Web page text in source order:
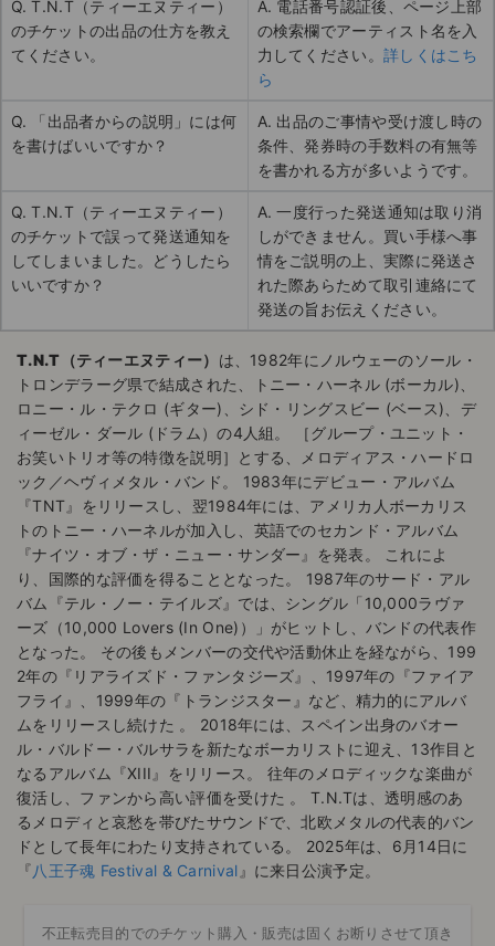
Q. T.N.T（ティーエヌティー）
のチケットの出品の仕方を教え
てください。
A. 電話番号認証後、ページ上部
の検索欄でアーティスト名を入
力してください。 詳しくはこち
ら
Q. 「出品者からの説明」には何
を書けばいいですか？
A. 出品のご事情や受け渡し時の
条件、発券時の手数料の有無等
を書かれる方が多いようです。
Q. T.N.T（ティーエヌティー）
のチケットで誤って発送通知を
してしまいました。どうしたら
いいですか？
A. 一度行った発送通知は取り消
しができません。買い手様へ事
情をご説明の上、実際に発送さ
れた際あらためて取引連絡にて
発送の旨お伝えください。
T.N.T（ティーエヌティー） は、1982年にノルウェーのソール・
トロンデラーグ県で結成された、トニー・ハーネル (ボーカル)、
ロニー・ル・テクロ (ギター)、シド・リングスビー (ベース)、デ
ィーゼル・ダール (ドラム）の4人組。 ［グループ・ユニット・
お笑いトリオ等の特徴を説明］とする、メロディアス・ハードロ
ック／ヘヴィメタル・バンド。 1983年にデビュー・アルバム
『TNT』をリリースし、翌1984年には、アメリカ人ボーカリス
トのトニー・ハーネルが加入し、英語でのセカンド・アルバム
『ナイツ・オブ・ザ・ニュー・サンダー』を発表。 これによ
り、国際的な評価を得ることとなった。 1987年のサード・アル
バム『テル・ノー・テイルズ』では、シングル「10,000ラヴァ
ーズ（10,000 Lovers (In One)）」がヒットし、バンドの代表作
となった。 その後もメンバーの交代や活動休止を経ながら、199
2年の『リアライズド・ファンタジーズ』、1997年の『ファイア
フライ』、1999年の『トランジスター』など、精力的にアルバ
ムをリリースし続けた 。 2018年には、スペイン出身のバオー
ル・バルドー・バルサラを新たなボーカリストに迎え、13作目と
なるアルバム『XIII』をリリース。 往年のメロディックな楽曲が
復活し、ファンから高い評価を受けた 。 T.N.Tは、透明感のあ
るメロディと哀愁を帯びたサウンドで、北欧メタルの代表的バン
ドとして長年にわたり支持されている。 2025年は、6月14日に
『八王子魂 Festival & Carnival 』に来日公演予定。
不正転売目的でのチケット購入・販売は固くお断りさせて頂き